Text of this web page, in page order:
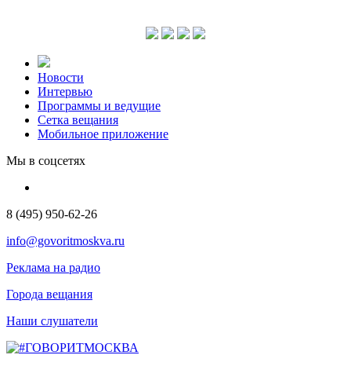
Новости
Интервью
Программы и ведущие
Сетка вещания
Мобильное приложение
Мы в соцсетях
8 (495) 950-62-26
info@govoritmoskva.ru
Реклама на радио
Города вещания
Наши слушатели